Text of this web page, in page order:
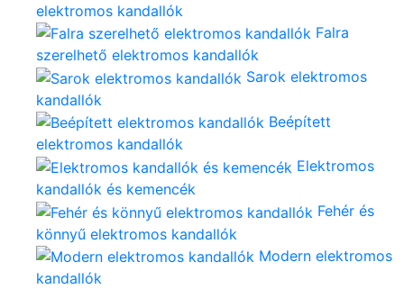
elektromos kandallók
Falra
szerelhető elektromos kandallók
Sarok elektromos
kandallók
Beépített
elektromos kandallók
Elektromos
kandallók és kemencék
Fehér és
könnyű elektromos kandallók
Modern elektromos
kandallók